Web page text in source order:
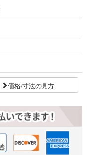
価格/寸法の見方